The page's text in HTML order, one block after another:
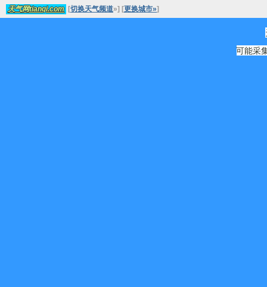
天气网tianqi.com [切换天气频道»] [更换城市»]
可能采